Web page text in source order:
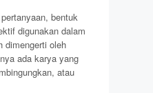
bentuk
digunakan dalam
dimengerti oleh
ada karya yang
atau